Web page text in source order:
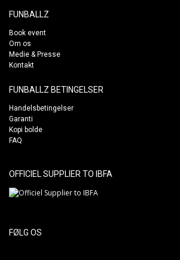
FUNBALLZ
Book event
Om os
Medie & Presse
Kontakt
FUNBALLZ BETINGELSER
Handelsbetingelser
Garanti
Kopi bolde
FAQ
OFFICIEL SUPPLIER TO IBFA
FØLG OS